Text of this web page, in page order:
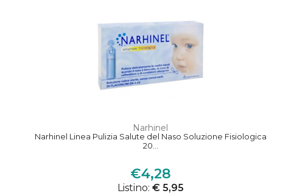
Narhinel
Narhinel Linea Pulizia Salute del Naso Soluzione Fisiologica
20...
€4,28
Listino: € 5,95